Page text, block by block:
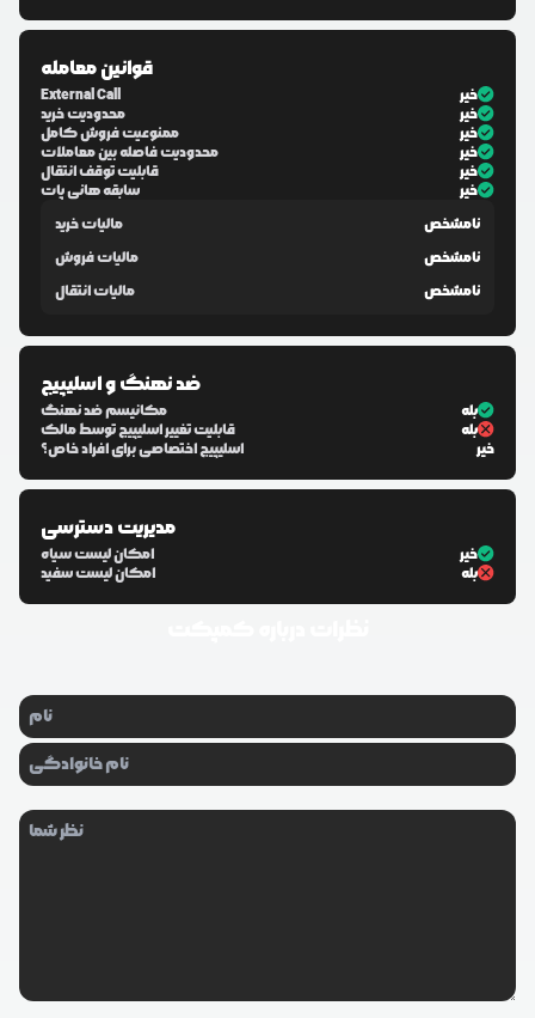
قوانین معامله
External Call
خیر
محدودیت خرید
خیر
ممنوعیت فروش کامل
خیر
محدودیت فاصله بین معاملات
خیر
قابلیت توقف انتقال
خیر
سابقه هانی پات
خیر
مالیات خرید
نامشخص
مالیات فروش
نامشخص
مالیات انتقال
نامشخص
ضد نهنگ و اسلیپیج
مکانیسم ضد نهنگ
بله
قابلیت تغییر اسلیپیج توسط مالک
بله
اسلیپیج اختصاصی برای افراد خاص؟
خیر
مدیریت دسترسی
امکان لیست سیاه
خیر
امکان لیست سفید
بله